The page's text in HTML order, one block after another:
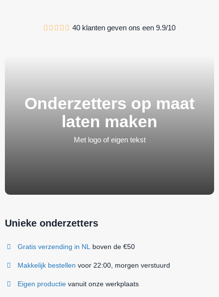
40 klanten geven ons een 9.9/10
Onderzetters op maat
laten maken
Met logo of eigen tekst
Unieke onderzetters
Gratis verzending in NL boven de €50
Makkelijk bestellen voor 22:00, morgen verstuurd
Eigen productie vanuit onze werkplaats